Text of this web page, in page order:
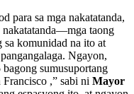
para sa mga nakatatanda,
nakatatanda—mga taong
sa komunidad na ito at
Ngayon,
sumusuportang
Francisco ,” sabi ni Mayor